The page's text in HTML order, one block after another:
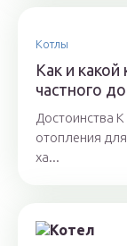
Котлы
Как и
частного
Достоинства
отопления
ха...